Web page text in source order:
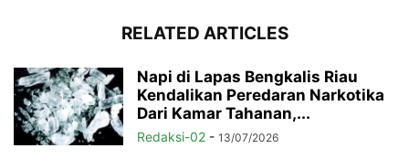
RELATED ARTICLES
Napi di Lapas Bengkalis Riau
Kendalikan Peredaran Narkotika
Dari Kamar Tahanan,...
Redaksi-02 - 13/07/2026